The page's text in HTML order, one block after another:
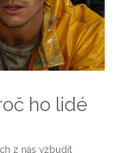
ho lidé
z nás vzbudit